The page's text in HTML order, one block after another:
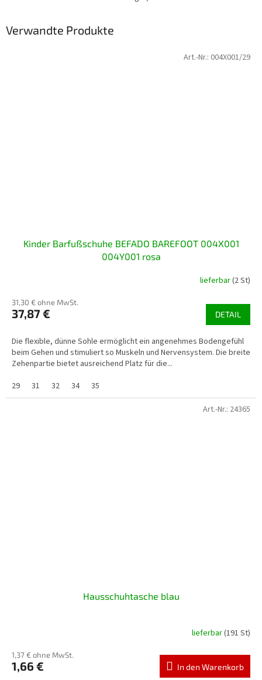
Verwandte Produkte
Kinder Barfußschuhe BEFADO BAREFOOT 004X001
004Y001 rosa
lieferbar(2 St)
31,30 € ohne MwSt.
37,87 € DETAIL
Die flexible, dünne Sohle ermöglicht ein angenehmes Bodengefühl
beim Gehen und stimuliert so Muskeln und Nervensystem. Die breite
Zehenpartie bietet ausreichend Platz für die...
29
31 32 34 35
Art.-Nr.: 004X001/29
Hausschuhtasche blau
lieferbar(191 St)
1,37 € ohne MwSt.
1,66 € In den Warenkorb
Art.-Nr.: 24365